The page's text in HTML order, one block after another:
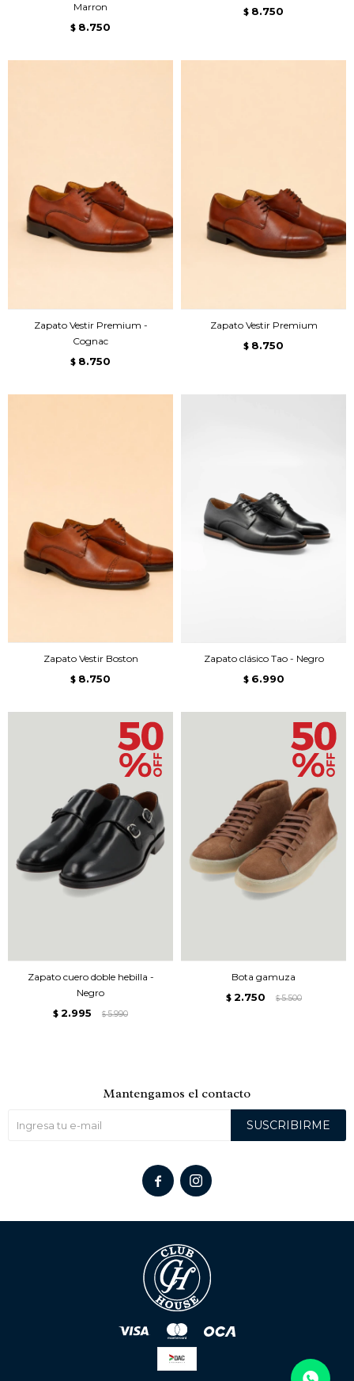
Marron
$ 8.750
$ 8.750
Zapato Vestir Premium -
Cognac
$ 8.750
Zapato Vestir Premium
$ 8.750
Zapato Vestir Boston
$ 8.750
Zapato clásico Tao - Negro
$ 6.990
Zapato cuero doble hebilla -
Negro
$ 2.995 $ 5.990
Bota gamuza
$ 2.750 $ 5.500
Mantengamos el contacto
SUSCRIBIRME
 